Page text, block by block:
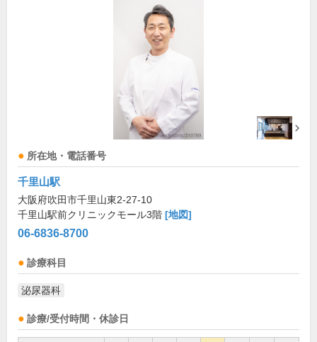
所在地・電話番号
千里山駅
大阪府吹田市千里山東2-27-10
千里山駅前クリニックモール3階 [地図]
06-6836-8700
診療科目
泌尿器科
診療/受付時間・休診日